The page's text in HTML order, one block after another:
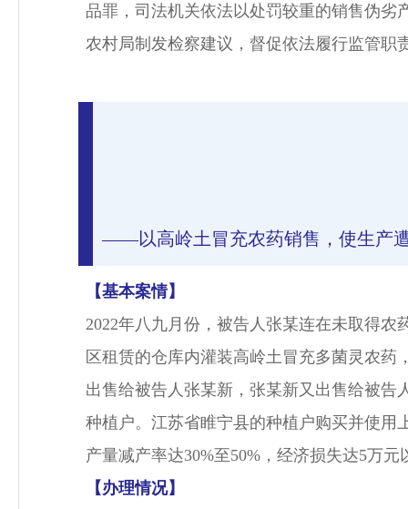
品罪，司法机关依法以处罚较重的销售伪
农村局制发检察建议，督促依法履行监管职
——以高岭土冒充农药销售，使生产
【基本案情】
2022年八九月份，被告人张某连在未取得
区租赁的仓库内灌装高岭土冒充多菌灵农药
出售给被告人张某新，张某新又出售给被告
种植户。江苏省睢宁县的种植户购买并使用
产量减产率达30%至50%，经济损失达5万
【办理情况】